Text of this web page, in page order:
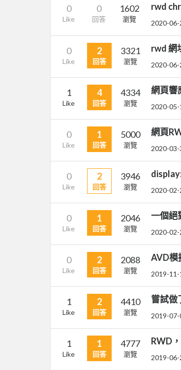
0
Like
0
回答
1602
瀏覽
rwd
2020-06-
0
Like
2
回答
3321
瀏覽
rwd 網
2020-06-
1
Like
4
回答
4334
瀏覽
網頁響
2020-05-
0
Like
1
回答
5000
瀏覽
網頁
2020-03-
0
Like
2
回答
3946
瀏覽 2020-02-
0
Like
1
回答
2046
瀏覽
一個絕
2020-02-
0
Like
2
回答
2088
瀏覽
AVD模
2019-11-
1
Like
2
回答
4410
瀏覽
嘗試做
2019-07-
1
Like
1
回答
4777
瀏覽
RWD
2019-06-